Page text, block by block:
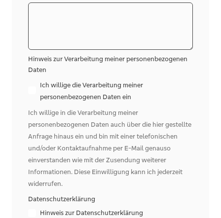
Hinweis zur Verarbeitung meiner personenbezogenen
Daten
Ich willige die Verarbeitung meiner
personenbezogenen Daten ein
Ich willige in die Verarbeitung meiner
personenbezogenen Daten auch über die hier gestellte
Anfrage hinaus ein und bin mit einer telefonischen
und/oder Kontaktaufnahme per E-Mail genauso
einverstanden wie mit der Zusendung weiterer
Informationen. Diese Einwilligung kann ich jederzeit
widerrufen.
Datenschutzerklärung
Hinweis zur Datenschutzerklärung